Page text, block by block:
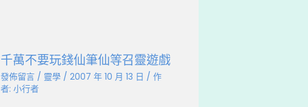
千萬不要玩錢仙筆仙等召靈遊戲
發佈留言 / 靈學/ 2007 年 10 月 13 日 / 作
者: 小行者